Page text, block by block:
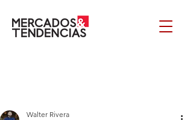
Walter Rivera